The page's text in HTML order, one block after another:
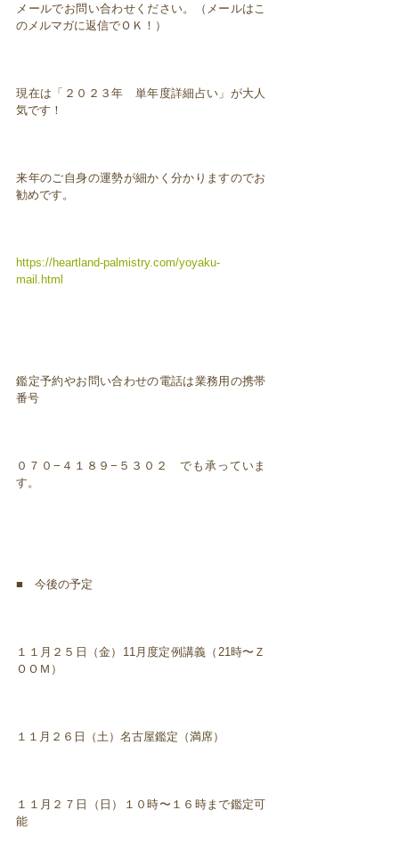
メールでお問い合わせください。（メールはこ
のメルマガに返信でＯＫ！）
現在は「２０２３年 単年度詳細占い」が大人
気です！
来年のご自身の運勢が細かく分かりますのでお
勧めです。
https://heartland-palmistry.com/yoyaku-
mail.html
鑑定予約やお問い合わせの電話は業務用の携帯
番号
０７０−４１８９−５３０２ でも承っていま
す。
■ 今後の予定
１１月２５日（金）11月度定例講義（21時〜Ｚ
ＯＯＭ）
１１月２６日（土）名古屋鑑定（満席）
１１月２７日（日）１０時〜１６時まで鑑定可
能